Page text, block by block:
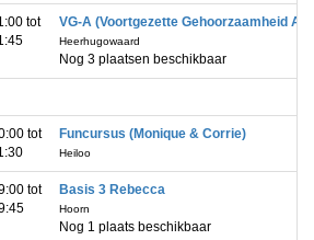
tot
VG-A (Voortgezette Gehoorzaamheid A)
Heerhugowaard
Nog 3 plaatsen beschikbaar
tot
Funcursus (Monique & Corrie)
Heiloo
tot
Basis 3 Rebecca
Hoorn
Nog 1 plaats beschikbaar